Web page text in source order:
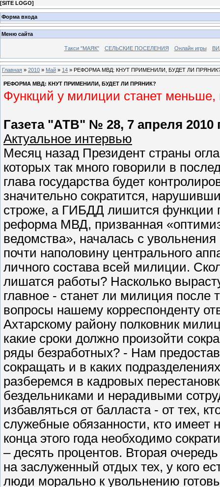
[SITE LOGO]
Форма входа
Меню сайта
Такси "МАЯК" СЕЛЬСКИЕ ПОСЕЛЕНИЯ Онлайн игры
Главная » 2010 » Май » 14 » РЕФОРМА МВД: КНУТ ПРИМЕНИЛИ, БУДЕТ ЛИ
РЕФОРМА МВД: КНУТ ПРИМЕНИЛИ, БУДЕТ ЛИ ПРЯНИК?
Функций у милиции станет меньше,
Газета "АТВ" № 28, 7 апреля 2010
Актуальное интервью
Месяц назад Президент страны
которых так много говорили в
глава государства будет
значительно сократится,
строже, а ГИБДД лишится функции
реформа МВД, призванная
ведомства», началась с
почти наполовину центрального
личного состава всей милиции.
лишатся работы? Насколько
главное - станет ли милиция после
вопросы нашему корреспонденту
Ахтарскому району полковник
какие сроки должно произойти
ряды безработных? - Нам
сокращать и в каких
разберемся в кадровых
бездельниками и нерадивыми
избавляться от балласта - от тех,
служебные обязанности, кто
конца этого года необходимо
– десять процентов. Вторая
на заслуженный отдых тех, у кого
люди морально к увольнению